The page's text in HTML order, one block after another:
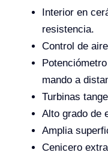
Interior en
resistencia.
Control de
mando a
Turbinas
Alto grado de
Amplia
Cenicero